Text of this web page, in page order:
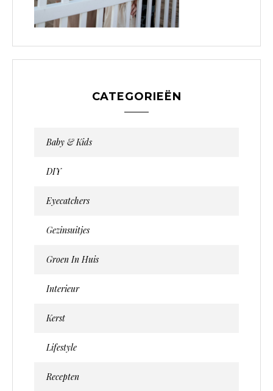
CATEGORIEËN
Baby & Kids
DIY
Eyecatchers
Gezinsuitjes
Groen In Huis
Interieur
Kerst
Lifestyle
Recepten